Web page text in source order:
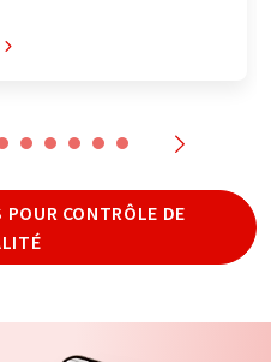
CONTRÔLE DE